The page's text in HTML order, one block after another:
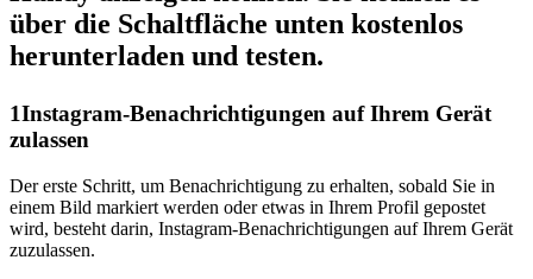
über die Schaltfläche unten kostenlos
herunterladen und testen.
1Instagram-Benachrichtigungen auf Ihrem Gerät
zulassen
Der erste Schritt, um Benachrichtigung zu erhalten, sobald Sie in
einem Bild markiert werden oder etwas in Ihrem Profil gepostet
wird, besteht darin, Instagram-Benachrichtigungen auf Ihrem Gerät
zuzulassen.